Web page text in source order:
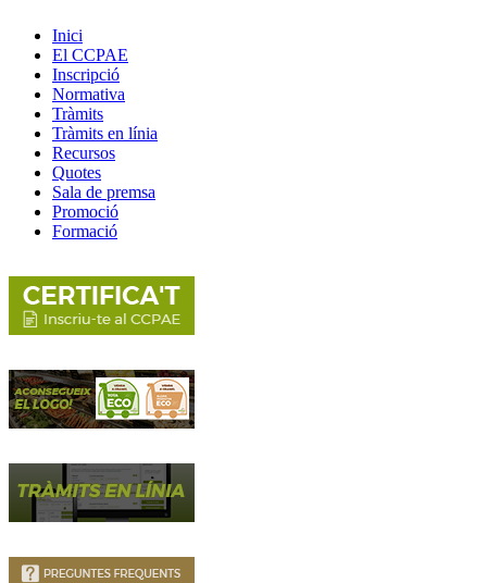
Inici
El CCPAE
Inscripció
Normativa
Tràmits
Tràmits en línia
Recursos
Quotes
Sala de premsa
Promoció
Formació